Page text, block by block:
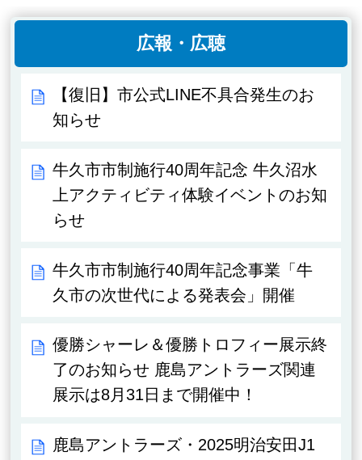
広報・広聴
【復旧】市公式LINE不具合発生のお
知らせ
牛久市市制施行40周年記念 牛久沼水
上アクティビティ体験イベントのお知
らせ
牛久市市制施行40周年記念事業「牛
久市の次世代による発表会」開催
優勝シャーレ＆優勝トロフィー展示終
了のお知らせ 鹿島アントラーズ関連
展示は8月31日まで開催中！
鹿島アントラーズ・2025明治安田J1